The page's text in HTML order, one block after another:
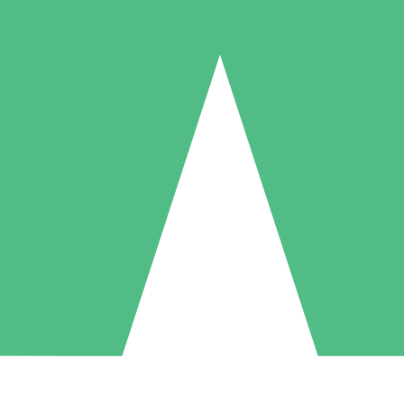
Packs de Crédits Individuels
à l'utilisation avec des crédits de téléchargement. Sans engagement
5 Téléchargements
US$